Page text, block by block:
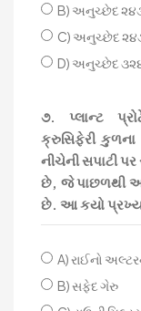
B) અનુચ્છેદ
C) અનુચ્છેદ
D) અનુચ્છેદ
૭. પ્લાન્ટ
ક્રુસિફેરી કુળના
નીચેની સપાટી
છે, જે પાછળથી
છે. આ કયો
A) રાઈનો
B) સફેદ ગેરુ